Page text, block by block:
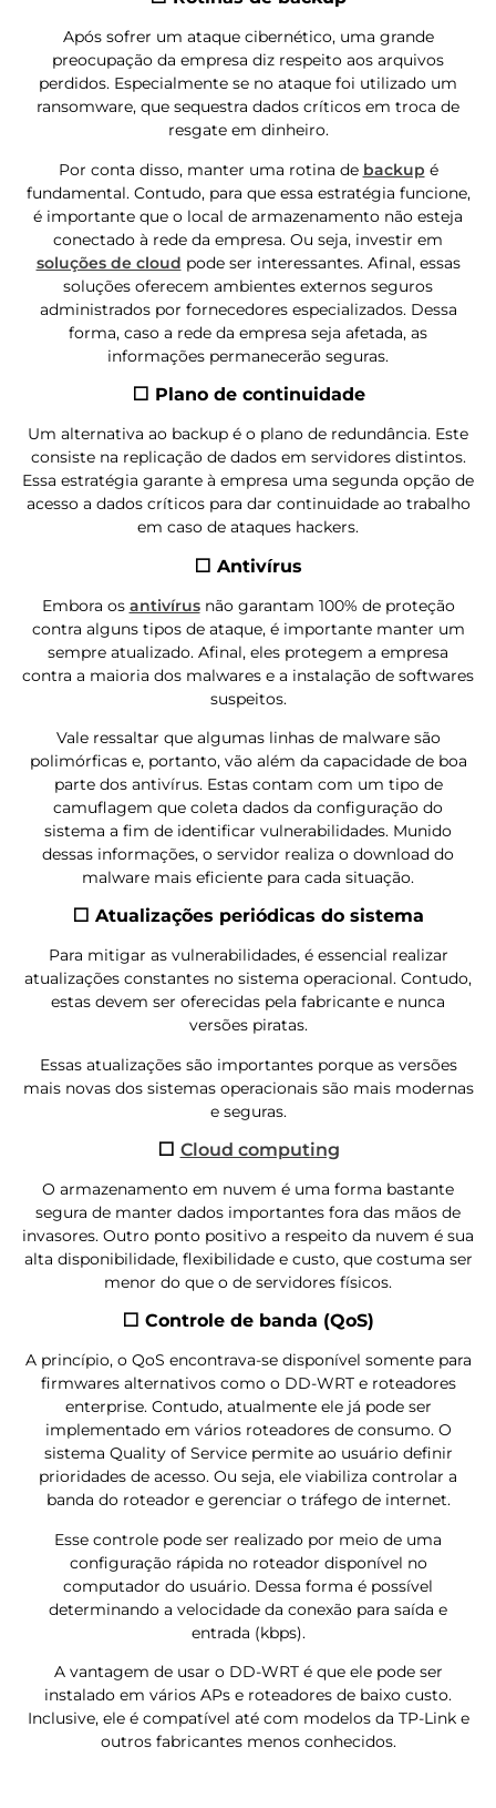
Após sofrer um ataque cibernético, uma grande
preocupação da empresa diz respeito aos arquivos
perdidos. Especialmente se no ataque foi utilizado um
ransomware, que sequestra dados críticos em troca de
resgate em dinheiro.
Por conta disso, manter uma rotina de backup é
fundamental. Contudo, para que essa estratégia funcione,
é importante que o local de armazenamento não esteja
conectado à rede da empresa. Ou seja, investir em
soluções de cloud pode ser interessantes. Afinal, essas
soluções oferecem ambientes externos seguros
administrados por fornecedores especializados. Dessa
forma, caso a rede da empresa seja afetada, as
informações permanecerão seguras.
⬜ Plano de continuidade
Um alternativa ao backup é o plano de redundância. Este
consiste na replicação de dados em servidores distintos.
Essa estratégia garante à empresa uma segunda opção de
acesso a dados críticos para dar continuidade ao trabalho
em caso de ataques hackers.
⬜ Antivírus
Embora os antivírusnão garantam 100% de proteção
contra alguns tipos de ataque, é importante manter um
sempre atualizado. Afinal, eles protegem a empresa
contra a maioria dos malwares e a instalação de softwares
suspeitos.
Vale ressaltar que algumas linhas de malware são
polimórficas e, portanto, vão além da capacidade de boa
parte dos antivírus. Estas contam com um tipo de
camuflagem que coleta dados da configuração do
sistema a fim de identificar vulnerabilidades. Munido
dessas informações, o servidor realiza o download do
malware mais eficiente para cada situação.
⬜ Atualizações periódicas do sistema
Para mitigar as vulnerabilidades, é essencial realizar
atualizações constantes no sistema operacional. Contudo,
estas devem ser oferecidas pela fabricante e nunca
versões piratas.
Essas atualizações são importantes porque as versões
mais novas dos sistemas operacionais são mais modernas
e seguras.
⬜ Cloud computing
O armazenamento em nuvem é uma forma bastante
segura de manter dados importantes fora das mãos de
invasores. Outro ponto positivo a respeito da nuvem é sua
alta disponibilidade, flexibilidade e custo, que costuma ser
menor do que o de servidores físicos.
⬜ Controle de banda (QoS)
A princípio, o QoS encontrava-se disponível somente para
firmwares alternativos como o DD-WRT e roteadores
enterprise. Contudo, atualmente ele já pode ser
implementado em vários roteadores de consumo. O
sistema Quality of Service permite ao usuário definir
prioridades de acesso. Ou seja, ele viabiliza controlar a
banda do roteador e gerenciar o tráfego de internet.
Esse controle pode ser realizado por meio de uma
configuração rápida no roteador disponível no
computador do usuário. Dessa forma é possível
determinando a velocidade da conexão para saída e
entrada (kbps).
A vantagem de usar o DD-WRT é que ele pode ser
instalado em vários APs e roteadores de baixo custo.
Inclusive, ele é compatível até com modelos da TP-Link e
outros fabricantes menos conhecidos.